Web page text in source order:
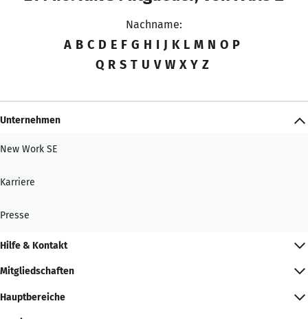
Nachname:
A B C D E F G H I J K L M N O P
Q R S T U V W X Y Z
Unternehmen
New Work SE
Karriere
Presse
Hilfe & Kontakt
Mitgliedschaften
Hauptbereiche